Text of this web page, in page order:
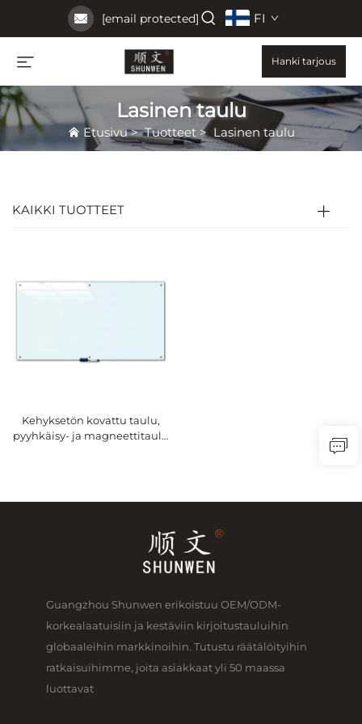
[email protected] FI
Hanki tarjous
Lasinen taulu
Etusivu>Tuotteet > Lasinen taulu
KAIKKI TUOTTEET
Kehyksetön kovattu taulu,
pyyhkäisy- ja magneettitaulu
Guangzhou Shunwen erikoistuu OEM/ODM-
korkealaatuisiin ja kestäviin kirjoitustauluihin
globaaleihin markkinoihin. Tutustu räätälöityihin
ratkaisuihimme, joita asiakkaat yli 50 maassa
luottavat